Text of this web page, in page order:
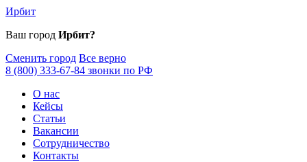
Ирбит
Ваш город Ирбит?
Сменить город Все верно
8 (800) 333-67-84 звонки по РФ
О нас
Кейсы
Статьи
Вакансии
Сотрудничество
Контакты